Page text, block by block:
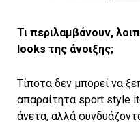
Τι περιλαμβάνουν,
looks της άνοιξης;
Τίποτα δεν μπορεί να
απαραίτητα sport style
άνετα, αλλά